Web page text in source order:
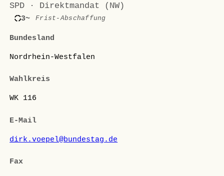
SPD · Direktmandat (NW)
3~ Frist-Abschaffung
Bundesland
Nordrhein-Westfalen
Wahlkreis
WK 116
E-Mail
dirk.voepel@bundestag.de
Fax